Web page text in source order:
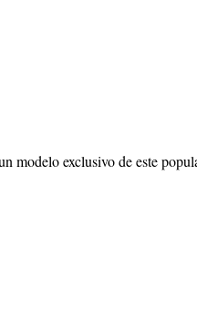
modelo exclusivo de este